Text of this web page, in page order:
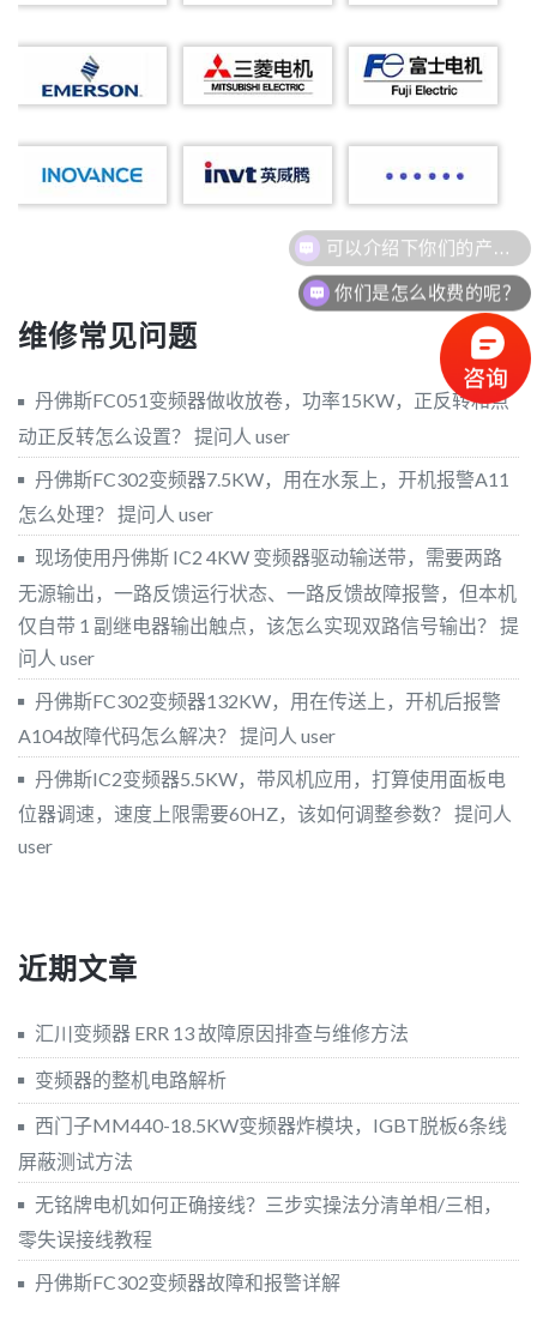
维修常见问题
丹佛斯FC051变频器做收放卷，功率15KW，正反转和点
动正反转怎么设置？ 提问人 user
丹佛斯FC302变频器7.5KW，用在水泵上，开机报警A11
怎么处理？ 提问人 user
现场使用丹佛斯 IC2 4KW 变频器驱动输送带，需要两路
无源输出，一路反馈运行状态、一路反馈故障报警，但本机
仅自带 1 副继电器输出触点，该怎么实现双路信号输出？ 提
问人 user
丹佛斯FC302变频器132KW，用在传送上，开机后报警
A104故障代码怎么解决？ 提问人 user
丹佛斯IC2变频器5.5KW，带风机应用，打算使用面板电
位器调速，速度上限需要60HZ，该如何调整参数？ 提问人
user
近期文章
汇川变频器 ERR 13 故障原因排查与维修方法
变频器的整机电路解析
西门子MM440-18.5KW变频器炸模块，IGBT脱板6条线
屏蔽测试方法
无铭牌电机如何正确接线？三步实操法分清单相/三相，
零失误接线教程
丹佛斯FC302变频器故障和报警详解
可以介绍下你们的产品么？
你们是怎么收费的呢？